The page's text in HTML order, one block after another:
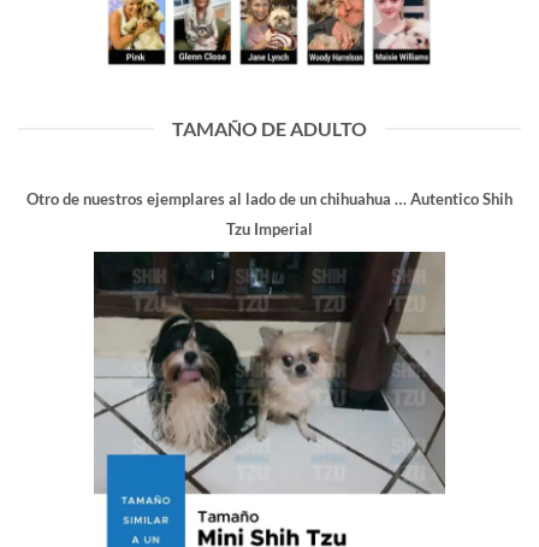
TAMAÑO DE ADULTO
Otro de nuestros ejemplares al lado de un chihuahua … Autentico Shih
Tzu Imperial